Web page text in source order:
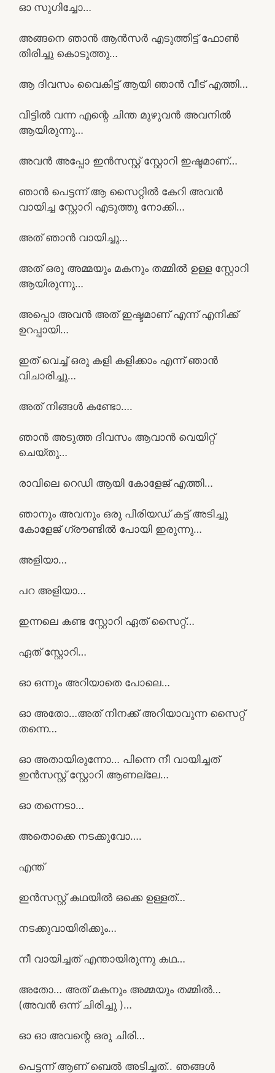
ഓ സുഗിച്ചോ…
അങ്ങനെ ഞാൻ ആൻസർ എടുത്തിട്ട് ഫോൺ
തിരിച്ചു കൊടുത്തു…
ആ ദിവസം വൈകിട്ട് ആയി ഞാൻ വീട് എത്തി…
വീട്ടിൽ വന്ന എന്റെ ചിന്ത മുഴുവൻ അവനിൽ
ആയിരുന്നു…
അവൻ അപ്പോ ഇൻസസ്റ്റ് സ്റ്റോറി ഇഷ്ടമാണ്…
ഞാൻ പെട്ടന്ന് ആ സൈറ്റിൽ കേറി അവൻ
വായിച്ച സ്റ്റോറി എടുത്തു നോക്കി…
അത് ഞാൻ വായിച്ചു…
അത് ഒരു അമ്മയും മകനും തമ്മിൽ ഉള്ള സ്റ്റോറി
ആയിരുന്നു…
അപ്പൊ അവൻ അത് ഇഷ്ടമാണ് എന്ന് എനിക്ക്
ഉറപ്പായി…
ഇത് വെച്ച് ഒരു കളി കളിക്കാം എന്ന് ഞാൻ
വിചാരിച്ചു…
അത് നിങ്ങൾ കണ്ടോ….
ഞാൻ അടുത്ത ദിവസം ആവാൻ വെയിറ്റ്
ചെയ്തു…
രാവിലെ റെഡി ആയി കോളേജ് എത്തി…
ഞാനും അവനും ഒരു പീരിയഡ് കട്ട്‌ അടിച്ചു
കോളേജ് ഗ്രൗണ്ടിൽ പോയി ഇരുന്നു…
അളിയാ…
പറ അളിയാ…
ഇന്നലെ കണ്ട സ്റ്റോറി ഏത് സൈറ്റ്…
ഏത് സ്റ്റോറി…
ഓ ഒന്നും അറിയാതെ പോലെ…
ഓ അതോ…അത് നിനക്ക് അറിയാവുന്ന സൈറ്റ്
തന്നെ…
ഓ അതായിരുന്നോ… പിന്നെ നീ വായിച്ചത്
ഇൻസസ്റ്റ് സ്റ്റോറി ആണല്ലേ…
ഓ തന്നെടാ…
അതൊക്കെ നടക്കുവോ….
എന്ത്
ഇൻസസ്റ്റ് കഥയിൽ ഒക്കെ ഉള്ളത്…
നടക്കുവായിരിക്കും…
നീ വായിച്ചത് എന്തായിരുന്നു കഥ…
അതോ… അത് മകനും അമ്മയും തമ്മിൽ…
(അവൻ ഒന്ന് ചിരിച്ചു )…
ഓ ഓ അവന്റെ ഒരു ചിരി…
പെട്ടന്ന് ആണ് ബെൽ അടിച്ചത്.. ഞങ്ങൾ